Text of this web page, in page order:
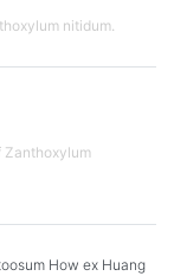
nitidum.
Zanthoxylum
How ex Huang